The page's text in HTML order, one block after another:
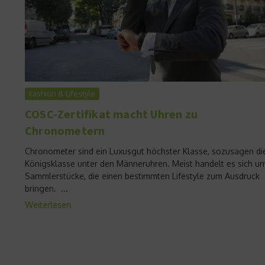
Fashion & Lifestyle
COSC-Zertifikat macht Uhren zu
Chronometern
Chronometer sind ein Luxusgut höchster Klasse, sozusagen
Königsklasse unter den Männeruhren. Meist handelt es sich
Sammlerstücke, die einen bestimmten Lifestyle zum Ausdruck
bringen. ...
Weiterlesen